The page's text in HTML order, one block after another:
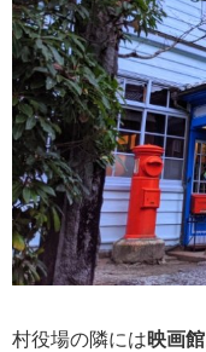
村役場の隣には映画館